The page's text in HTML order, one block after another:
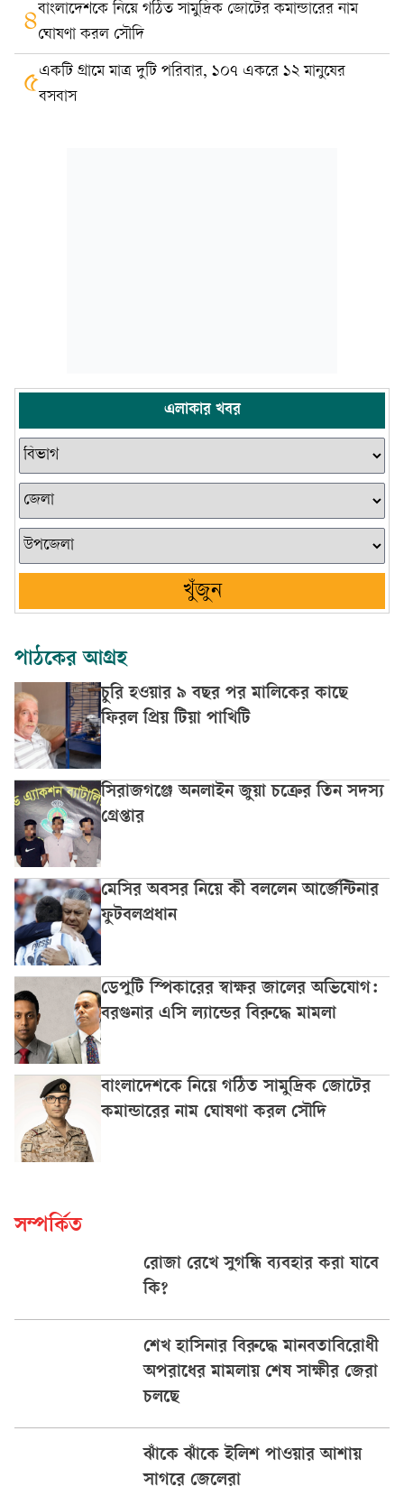
৪বাংলাদেশকে নিয়ে গঠিত সামুদ্রিক জোটের কমান্ডারের নাম
ঘোষণা করল সৌদি
৫একটি গ্রামে মাত্র দুটি পরিবার, ১০৭ একরে ১২ মানুষের
বসবাস
এলাকার খবর
খুঁজুন
পাঠকের আগ্রহ
চুরি হওয়ার ৯ বছর পর মালিকের কাছে
ফিরল প্রিয় টিয়া পাখিটি
সিরাজগঞ্জে অনলাইন জুয়া চক্রের তিন সদস্য
গ্রেপ্তার
মেসির অবসর নিয়ে কী বললেন আর্জেন্টিনার
ফুটবলপ্রধান
ডেপুটি স্পিকারের স্বাক্ষর জালের অভিযোগ:
বরগুনার এসি ল্যান্ডের বিরুদ্ধে মামলা
বাংলাদেশকে নিয়ে গঠিত সামুদ্রিক জোটের
কমান্ডারের নাম ঘোষণা করল সৌদি
সম্পর্কিত
রোজা রেখে সুগন্ধি ব্যবহার করা যাবে
কি?
শেখ হাসিনার বিরুদ্ধে মানবতাবিরোধী
অপরাধের মামলায় শেষ সাক্ষীর জেরা
চলছে
ঝাঁকে ঝাঁকে ইলিশ পাওয়ার আশায়
সাগরে জেলেরা